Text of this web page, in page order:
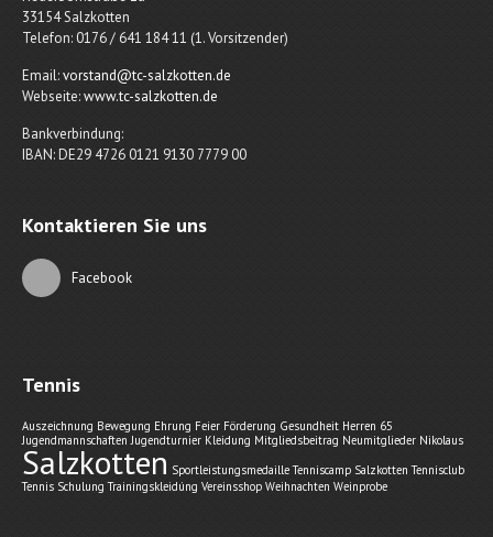
33154 Salzkotten
Telefon: 0176 / 641 184 11 (1. Vorsitzender)
Email:vorstand@tc-salzkotten.de
Webseite:www.tc-salzkotten.de
Bankverbindung:
IBAN: DE29 4726 0121 9130 7779 00
Kontaktieren Sie uns
Facebook
Tennis
Auszeichnung Bewegung Ehrung Feier Förderung Gesundheit Herren 65
Jugendmannschaften Jugendturnier Kleidung Mitgliedsbeitrag Neumitglieder Nikolaus
Salzkotten Sportleistungsmedaille Tenniscamp Salzkotten Tennisclub
Tennis Schulung Trainingskleidúng Vereinsshop Weihnachten Weinprobe